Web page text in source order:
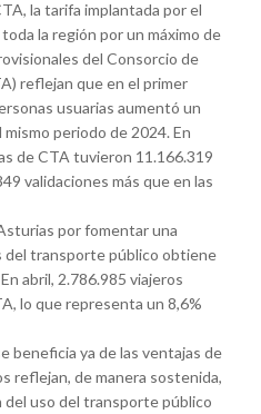
la tarifa implantada por el
la región por un máximo de
del Consorcio de
reflejan que en el primer
usuarias aumentó un
periodo de 2024. En
de CTA tuvieron 11.166.319
validaciones más que en las
por fomentar una
del transporte público obtiene
abril, 2.786.985 viajeros
lo que representa un 8,6%
beneficia ya de las ventajas de
reflejan, de manera sostenida,
uso del transporte público